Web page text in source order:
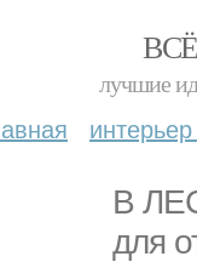
лучшие
В
для